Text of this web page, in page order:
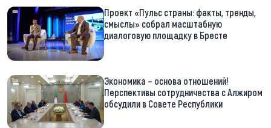
Проект «Пульс страны: факты, тренды,
смыслы» собрал масштабную
диалоговую площадку в Бресте
Экономика – основа отношений!
Перспективы сотрудничества с Алжиром
обсудили в Совете Республики